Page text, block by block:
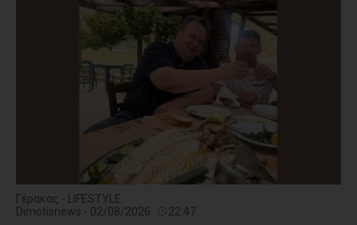
Γέρακας - LIFESTYLE
Dimotisnews - 02/08/2026
22:47